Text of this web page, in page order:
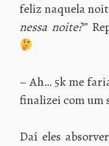
feliz naquela
nessa noite?”
– Ah… 5k me
finalizei com um
Daí eles